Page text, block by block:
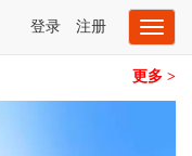
Toggle
登录 注册
更多 >